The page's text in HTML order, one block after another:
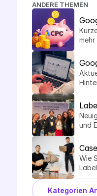
ANDERE THEMEN
und
Wie
Kategorien